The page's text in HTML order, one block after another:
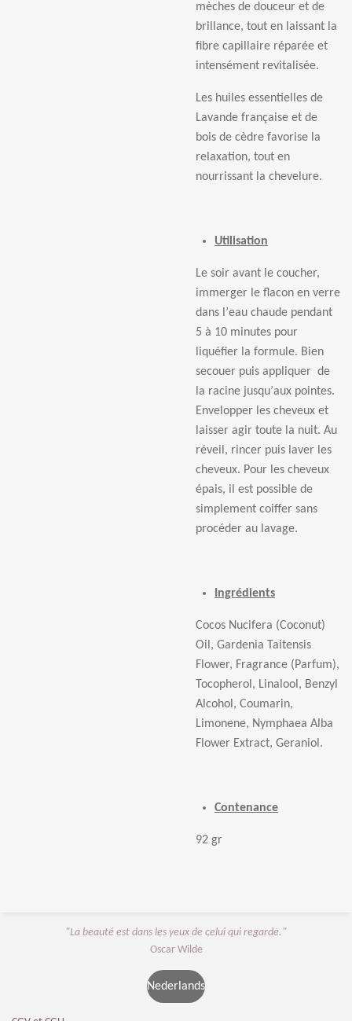
mèches de douceur et de
brillance, tout en laissant la
fibre capillaire réparée et
intensément revitalisée.
Les huiles essentielles de
Lavande française et de
bois de cèdre favorise la
relaxation, tout en
nourrissant la chevelure.
Utilisation
Le soir avant le coucher,
immerger le flacon en verre
dans l ’eau chaude pendant
5 à 10 minutes pour
liquéfier la formule. Bien
secouer puis appliquer de
la racine jusqu’aux pointes.
Envelopper les cheveux et
laisser agir toute la nuit. Au
réveil, rincer puis laver les
cheveux. Pour les cheveux
épais, il est possible de
simplement coiffer sans
procéder au lavage.
Ingrédients
Cocos Nucifera (Coconut)
Oil, Gardenia Taitensis
Flower, Fragrance (Parfum),
Tocopherol, Linalool, Benzyl
Alcohol, Coumarin,
Limonene, Nymphaea Alba
Flower Extract, Geraniol.
Contenance
92 gr
"La beauté est dans les yeux de celui qui regarde."
Oscar Wilde
Nederlands